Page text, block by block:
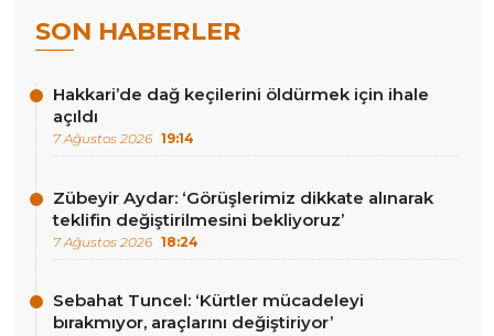
SON HABERLER
Hakkari’de dağ keçilerini öldürmek için ihale
açıldı
7 Ağustos 2026 19:14
Zübeyir Aydar: ‘Görüşlerimiz dikkate alınarak
teklifin değiştirilmesini bekliyoruz’
7 Ağustos 2026 18:24
Sebahat Tuncel: ‘Kürtler mücadeleyi
bırakmıyor, araçlarını değiştiriyor’